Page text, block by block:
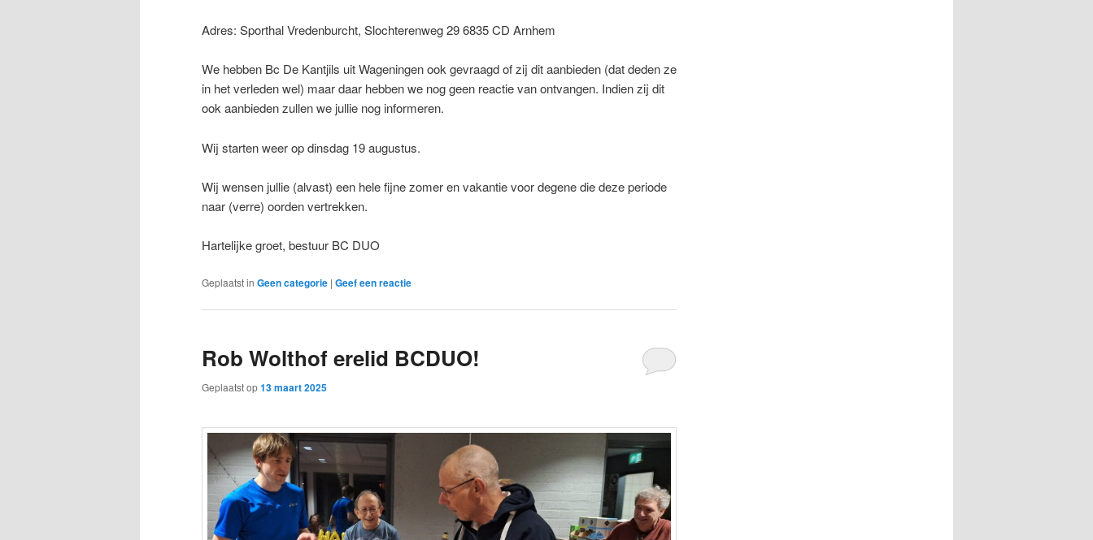
Adres: Sporthal Vredenburcht, Slochterenweg 29 6835 CD Arnhem
We hebben Bc De Kantjils uit Wageningen ook gevraagd of zij dit aanbieden (dat deden ze
in het verleden wel) maar daar hebben we nog geen reactie van ontvangen. Indien zij dit
ook aanbieden zullen we jullie nog informeren.
Wij starten weer op dinsdag 19 augustus.
Wij wensen jullie (alvast) een hele fijne zomer en vakantie voor degene die deze periode
naar (verre) oorden vertrekken.
Hartelijke groet, bestuur BC DUO
Geplaatst in Geen categorie | Geef een reactie
Rob Wolthof erelid BCDUO!
Geplaatst op13 maart 2025